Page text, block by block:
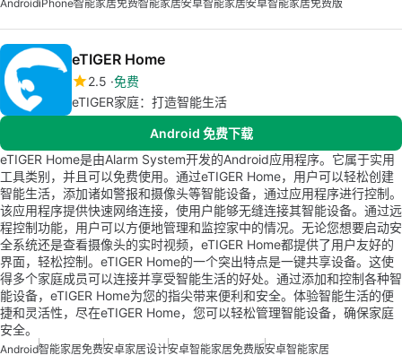
AndroidiPhone智能家居免费智能家居安卓智能家居安卓智能家居免费版
eTIGER Home
2.5 免费
eTIGER家庭：打造智能生活
Android 免费下载
eTIGER Home是由Alarm System开发的Android应用程序。它属于实用
工具类别，并且可以免费使用。通过eTIGER Home，用户可以轻松创建
智能生活，添加诸如警报和摄像头等智能设备，通过应用程序进行控制。
该应用程序提供快速网络连接，使用户能够无缝连接其智能设备。通过远
程控制功能，用户可以方便地管理和监控家中的情况。无论您想要启动安
全系统还是查看摄像头的实时视频，eTIGER Home都提供了用户友好的
界面，轻松控制。eTIGER Home的一个突出特点是一键共享设备。这使
得多个家庭成员可以连接并享受智能生活的好处。通过添加和控制各种智
能设备，eTIGER Home为您的指尖带来便利和安全。体验智能生活的便
捷和灵活性，尽在eTIGER Home，您可以轻松管理智能设备，确保家庭
安全。
Android智能家居免费安卓家居设计安卓智能家居免费版安卓智能家居